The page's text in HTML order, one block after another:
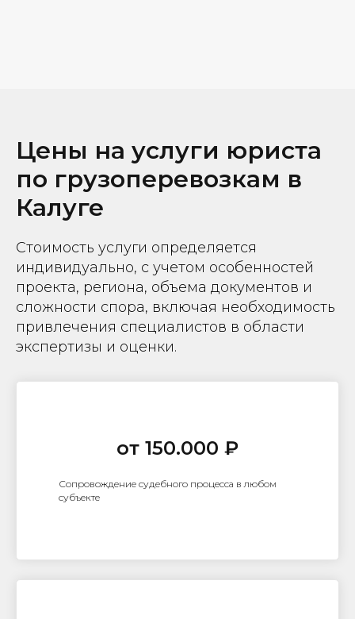
Цены на услуги юриста
по грузоперевозкам в
Калуге
Стоимость услуги определяется
индивидуально, с учетом особенностей
проекта, региона, объема документов и
сложности спора, включая необходимость
привлечения специалистов в области
экспертизы и оценки.
от 150.000 ₽
Сопровождение судебного процесса в любом
субъекте